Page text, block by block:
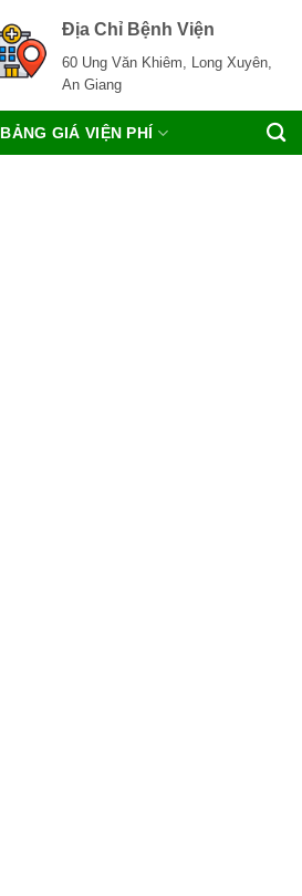
Địa Chỉ Bệnh Viện
60 Ung Văn Khiêm, Long Xuyên,
An Giang
BẢNG GIÁ VIỆN PHÍ